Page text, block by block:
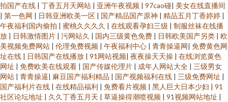
拍国产在线 | 丁香五月天网站 | 亚洲午夜视频 | 97cao碰| 美女在线直播间
| 第一色网 | 日韩亚洲欧美一区 | 国产精品国产原神 | 精品五月丁香婷婷 |
午夜福利国内偷拍 | 蜜桃久久久久 | 在线观看孕妇三级 | 制服丝袜在线播
放 | 日韩激情图片 | 污网站久 | 国内三级黄色免费 | 日韩欧美国产另类 | 欧
美视频免费网站 | 伦理免费视频 | 午夜福利中心 | 青青操逼网| 免费黄色网
址在线 | 日韩国产在线播放 | 91网站视频| 夜夜操天天操 | 在线浏览黄色
网址 | 免费欧美在线观看 | 国产传媒伦理片 | 成年人网站大全 | 三级男女
网站 | 青青操逼| 麻豆国产福利精品 | 国产视频福利在线 | 三级免费网址 |
国产福利片在线 | 在线精品福利 | 免费看片视频 | 黑人巨大日本少妇 | 91
社区论坛地址 | 久久丁香五月天 | 草逼操得潮喷视频 | 91视频网站地址 |